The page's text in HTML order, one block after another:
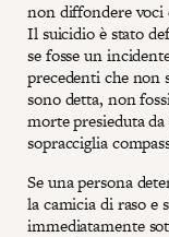
non diffondere voci
Il suicidio è stato
se fosse un
precedenti che non
sono detta, non
morte presieduta
sopracciglia
Se una persona
la camicia di raso e
immediatamente